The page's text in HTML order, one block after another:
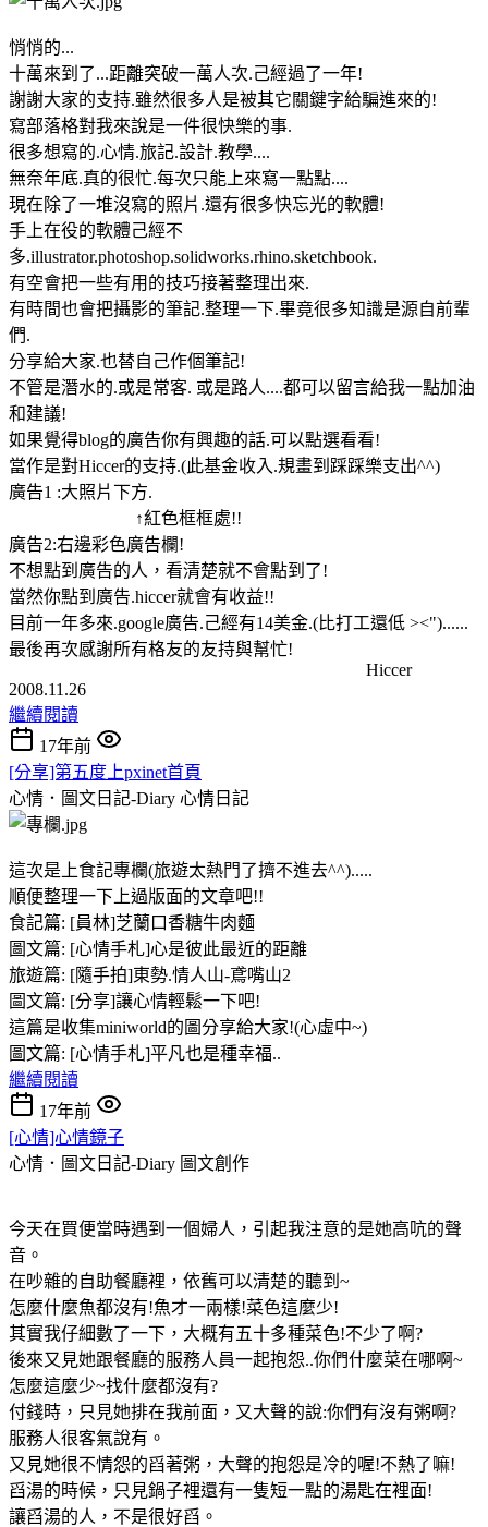
悄悄的...
十萬來到了...距離突破一萬人次.己經過了一年!
謝謝大家的支持.雖然很多人是被其它關鍵字給騙進來的!
寫部落格對我來說是一件很快樂的事.
很多想寫的.心情.旅記.設計.教學....
無奈年底.真的很忙.每次只能上來寫一點點....
現在除了一堆沒寫的照片.還有很多快忘光的軟體!
手上在役的軟體己經不
多.illustrator.photoshop.solidworks.rhino.sketchbook.
有空會把一些有用的技巧接著整理出來.
有時間也會把攝影的筆記.整理一下.畢竟很多知識是源自前輩
們.
分享給大家.也替自己作個筆記!
不管是潛水的.或是常客. 或是路人....都可以留言給我一點加油
和建議!
如果覺得blog的廣告你有興趣的話.可以點選看看!
當作是對Hiccer的支持.(此基金收入.規畫到踩踩樂支出^^)
廣告1 :大照片下方.
↑紅色框框處!!
廣告2:右邊彩色廣告欄!
不想點到廣告的人，看清楚就不會點到了!
當然你點到廣告.hiccer就會有收益!!
目前一年多來.google廣告.己經有14美金.(比打工還低 ><")......
最後再次感謝所有格友的友持與幫忙!
Hiccer
2008.11.26
繼續閱讀
17年前
[分享]第五度上pxinet首頁
心情．圖文日記-Diary 心情日記
這次是上食記專欄(旅遊太熱門了擠不進去^^).....
順便整理一下上過版面的文章吧!!
食記篇: [員林]芝蘭口香糖牛肉麵
圖文篇: [心情手札]心是彼此最近的距離
旅遊篇: [隨手拍]東勢.情人山-鳶嘴山2
圖文篇: [分享]讓心情輕鬆一下吧!
這篇是收集miniworld的圖分享給大家!(心虛中~)
圖文篇: [心情手札]平凡也是種幸福..
繼續閱讀
17年前
[心情]心情鏡子
心情．圖文日記-Diary 圖文創作
今天在買便當時遇到一個婦人，引起我注意的是她高吭的聲
音。
在吵雜的自助餐廳裡，依舊可以清楚的聽到~
怎麼什麼魚都沒有!魚才一兩樣!菜色這麼少!
其實我仔細數了一下，大概有五十多種菜色!不少了啊?
後來又見她跟餐廳的服務人員一起抱怨..你們什麼菜在哪啊~
怎麼這麼少~找什麼都沒有?
付錢時，只見她排在我前面，又大聲的說:你們有沒有粥啊?
服務人很客氣說有。
又見她很不情怨的舀著粥，大聲的抱怨是冷的喔!不熱了嘛!
舀湯的時候，只見鍋子裡還有一隻短一點的湯匙在裡面!
讓舀湯的人，不是很好舀。